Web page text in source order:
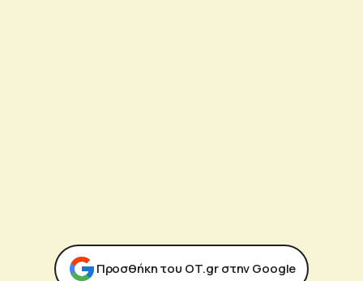
Προσθήκη του ΟΤ.gr στην Google